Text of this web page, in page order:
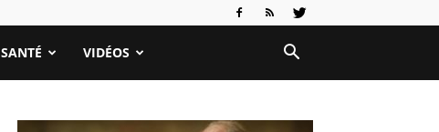
SANTÉ VIDÉOS